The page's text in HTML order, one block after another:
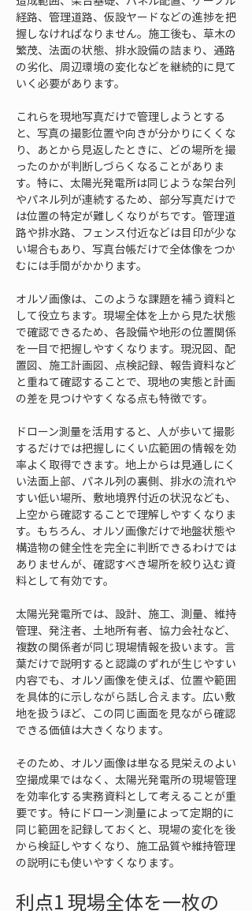
経路、管理道路、仮設ヤードなどの進捗を把
握しなければなりません。施工後も、草木の
繁茂、法面の状態、排水設備の詰まり、通路
の劣化、周辺環境の変化などを継続的に見て
いく必要があります。
これらを現地写真だけで管理しようとする
と、写真の撮影位置や向きが分かりにくくな
り、あとから見返したときに、どの場所を撮
ったのかが判断しづらくなることがありま
す。特に、太陽光発電所は同じような架台列
やパネル列が連続するため、部分写真だけで
は位置の特定が難しくなりがちです。管理道
路や排水路、フェンス付近などは目印が少な
い場合もあり、写真台帳だけで全体像をつか
むには手間がかかります。
オルソ画像は、このような課題を補う資料と
して役立ちます。現場全体を上から見た状態
で確認できるため、各設備や地形の位置関係
を一目で把握しやすくなります。現況図、配
置図、施工計画図、点検記録、報告資料など
と重ねて確認することで、現地の実態と計画
の差を見つけやすくなる点も特徴です。
ドローン測量を活用すると、人が歩いて撮影
するだけでは把握しにくい広範囲の情報を効
率よく取得できます。地上からは見通しにく
い法面上部、パネル列の裏側、排水の流れや
すい低い場所、敷地境界付近の状況なども、
上空から確認することで理解しやすくなりま
す。もちろん、オルソ画像だけで地盤状態や
構造物の健全性を完全に判断できるわけでは
ありませんが、確認すべき場所を絞り込む資
料として有効です。
太陽光発電所では、設計、施工、測量、維持
管理、発注者、土地所有者、協力会社など、
複数の関係者が同じ現場情報を扱います。言
葉だけで説明すると認識のずれが生じやすい
内容でも、オルソ画像を使えば、位置や範囲
を具体的に示しながら話し合えます。広い敷
地を扱うほど、この同じ画面を見ながら確認
できる価値は大きくなります。
そのため、オルソ画像は単なる見栄えのよい
空撮成果ではなく、太陽光発電所の現場管理
を効率化する実務資料として考えることが重
要です。特にドローン測量によって定期的に
同じ範囲を記録しておくと、現場の変化を後
から検証しやすくなり、施工品質や維持管理
の説明にも使いやすくなります。
利点1 現場全体を一枚の